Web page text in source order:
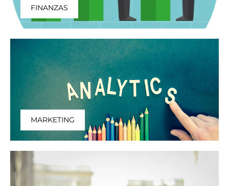
FINANZAS
MARKETING